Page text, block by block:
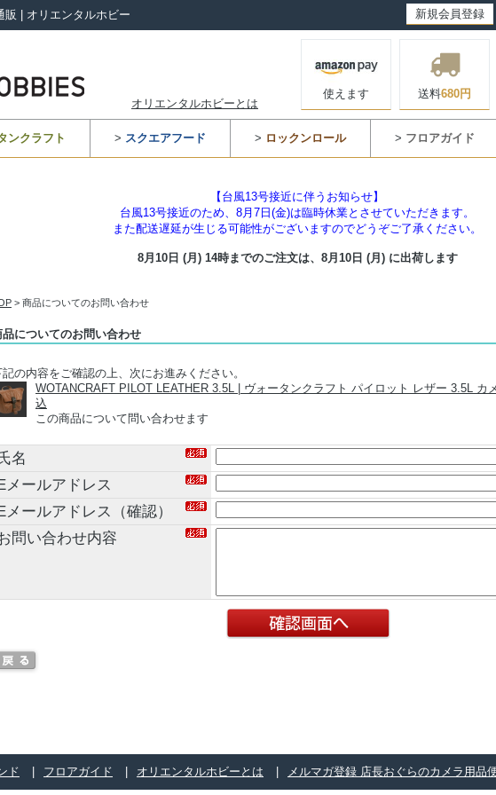
販 | オリエンタルホビー 新規会員登録
オリエンタルホビーとは
使えます 送料680円
ンクラフト > スクエアフード > ロックンロール > フロアガイド
【台風13号接近に伴うお知らせ】
台風13号接近のため、8月7日(金)は臨時休業とさせていただきます。
また配送遅延が生じる可能性がございますのでどうぞご了承ください。
8月10日 (月) 14時までのご注文は、 8月10日 (月) に出荷します
> 商品についてのお問い合わせ
品についてのお問い合わせ
記の内容をご確認の上、次にお進みください。
WOTANCRAFT PILOT LEATHER 3.5L | ヴォータンクラフト パイロット レザー 3.5L カ
込
この商品について問い合わせます
名
メールアドレス
メールアドレス（確認）
問い合わせ内容
ド フロアガイド オリエンタルホビーとは メルマガ登録 店長おぐらのカメラ用品